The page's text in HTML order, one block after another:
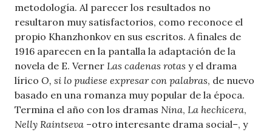
metodología. Al parecer los resultados no
resultaron muy satisfactorios, como reconoce el
propio Khanzhonkov en sus escritos. A finales de
1916 aparecen en la pantalla la adaptación de la
novela de E. Verner Las cadenas rotas y el drama
lírico O, si lo pudiese expresar con palabras, de nuevo
basado en una romanza muy popular de la época.
Termina el año con los dramas Nina, La hechicera,
Nelly Raintseva –otro interesante drama social–, y